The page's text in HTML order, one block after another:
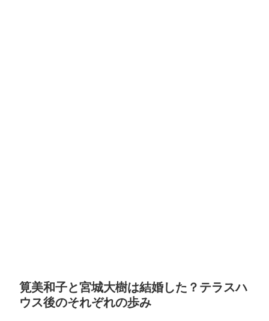
筧美和子と宮城大樹は結婚した？テラスハ
ウス後のそれぞれの歩み